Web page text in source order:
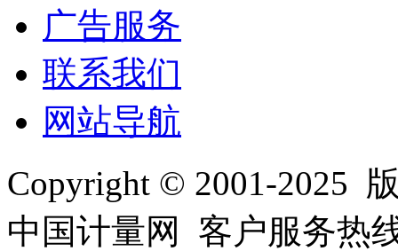
广告服务
联系我们
网站导航
Copyright © 2001-2025
中国计量网 客户服务热